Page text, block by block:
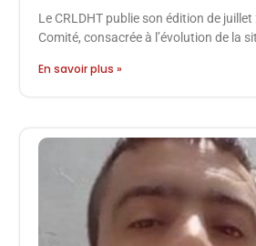
Le CRLDHT publie son édition de
Comité, consacrée à l’évolution de la
En savoir plus »